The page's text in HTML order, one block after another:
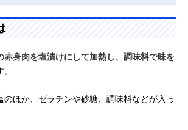
赤身肉を塩漬けにして加熱し、調味料で味を
のほか、ゼラチンや砂糖、調味料などが入っ